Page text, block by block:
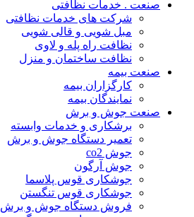
صنعت . خدمات نظافتی
شرکت های خدمات نظافتی
مبل شویی و قالی شویی
نظافت راه پله و لاوی
نظافت ساختمان و منزل
صنعت بیمه
کارگزاران بیمه
نمایندگان بیمه
صنعت جوش و برش
برشکاری و خدمات وابسته
تعمیر دستگاه جوش و برش
جوش co2
جوش آرگون
جوشکاری قوس پلاسما
جوشکاری قوس تنگستن
فروش دستگاه جوش و برش